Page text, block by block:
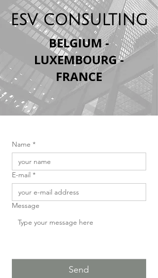
ESV CONSULTING
BELGIUM -
LUXEMBOURG -
FRANCE
Name *
E-mail *
Message
Send